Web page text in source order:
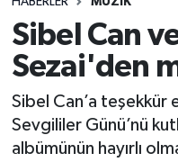
Sibel Can
Sezai'den
Sibel Can’a teşekkür
Sevgililer Günü’nü
albümünün hayırlı
Trafik Durumu
Süper Lig Puan
Tüm Manşetler
Son Dakika